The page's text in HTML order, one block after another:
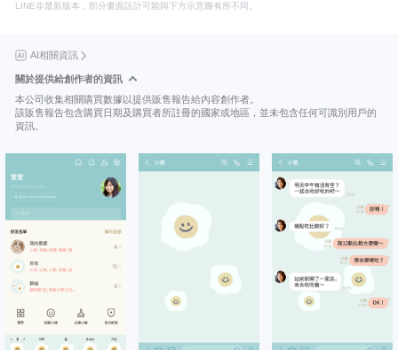
LINE非最新版本，部分畫面設計可能與下方示意圖有所不同。
AI相關資訊
關於提供給創作者的資訊
本公司收集相關購買數據以提供販售報告給內容創作者。
該販售報告包含購買日期及購買者所註冊的國家或地區，並未包含任何可識別用戶的
資訊。